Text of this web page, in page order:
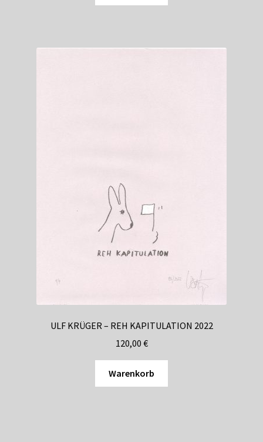
ULF KRÜGER – REH KAPITULATION 2022
120,00 €
Warenkorb